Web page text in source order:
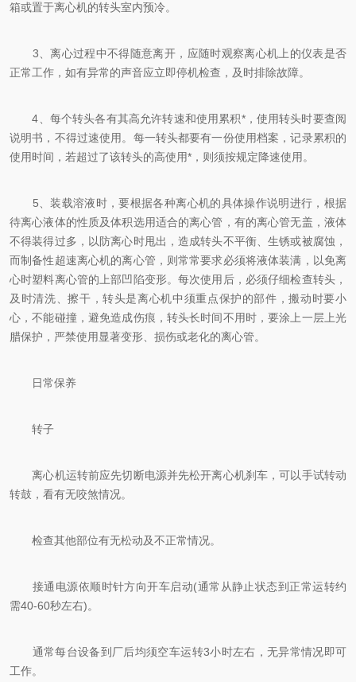
箱或置于离心机的转头室内预冷。
3、离心过程中不得随意离开，应随时观察离心机上的仪表是否
正常工作，如有异常的声音应立即停机检查，及时排除故障。
4、每个转头各有其高允许转速和使用累积*，使用转头时要查阅
说明书，不得过速使用。每一转头都要有一份使用档案，记录累积的
使用时间，若超过了该转头的高使用*，则须按规定降速使用。
5、装载溶液时，要根据各种离心机的具体操作说明进行，根据
待离心液体的性质及体积选用适合的离心管，有的离心管无盖，液体
不得装得过多，以防离心时甩出，造成转头不平衡、生锈或被腐蚀，
而制备性超速离心机的离心管，则常常要求必须将液体装满，以免离
心时塑料离心管的上部凹陷变形。每次使用后，必须仔细检查转头，
及时清洗、擦干，转头是离心机中须重点保护的部件，搬动时要小
心，不能碰撞，避免造成伤痕，转头长时间不用时，要涂上一层上光
腊保护，严禁使用显著变形、损伤或老化的离心管。
日常保养
转子
离心机运转前应先切断电源并先松开离心机刹车，可以手试转动
转鼓，看有无咬煞情况。
检查其他部位有无松动及不正常情况。
接通电源依顺时针方向开车启动(通常从静止状态到正常运转约
需40-60秒左右)。
通常每台设备到厂后均须空车运转3小时左右，无异常情况即可
工作。